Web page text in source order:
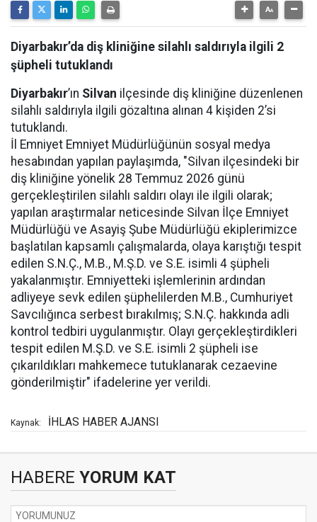
Diyarbakır’da diş kliniğine silahlı saldırıyla ilgili 2
şüpheli tutuklandı
Diyarbakır’ın Silvan ilçesinde diş kliniğine düzenlenen
silahlı saldırıyla ilgili gözaltına alınan 4 kişiden 2’si
tutuklandı.
İl Emniyet Emniyet Müdürlüğünün sosyal medya
hesabından yapılan paylaşımda, "Silvan ilçesindeki bir
diş kliniğine yönelik 28 Temmuz 2026 günü
gerçekleştirilen silahlı saldırı olayı ile ilgili olarak;
yapılan araştırmalar neticesinde Silvan İlçe Emniyet
Müdürlüğü ve Asayiş Şube Müdürlüğü ekiplerimizce
başlatılan kapsamlı çalışmalarda, olaya karıştığı tespit
edilen S.N.Ç., M.B., M.Ş.D. ve S.E. isimli 4 şüpheli
yakalanmıştır. Emniyetteki işlemlerinin ardından
adliyeye sevk edilen şüphelilerden M.B., Cumhuriyet
Savcılığınca serbest bırakılmış; S.N.Ç. hakkında adli
kontrol tedbiri uygulanmıştır. Olayı gerçekleştirdikleri
tespit edilen M.Ş.D. ve S.E. isimli 2 şüpheli ise
çıkarıldıkları mahkemece tutuklanarak cezaevine
gönderilmiştir" ifadelerine yer verildi.
Kaynak: İHLAS HABER AJANSI
HABERE YORUM KAT